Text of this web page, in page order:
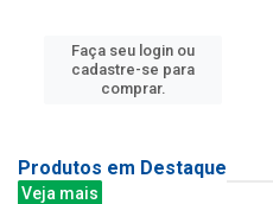
Faça seu login ou
cadastre-se para
comprar.
Produtos em Destaque
Veja mais